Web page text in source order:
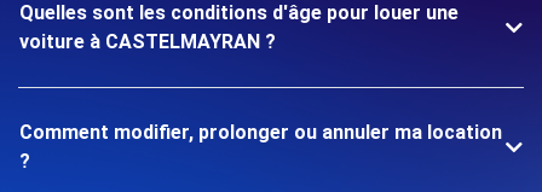
Quelles sont les conditions d'âge pour louer une
voiture à CASTELMAYRAN ?
Comment modifier, prolonger ou annuler ma location
?